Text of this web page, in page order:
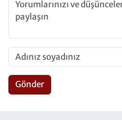
Gönder